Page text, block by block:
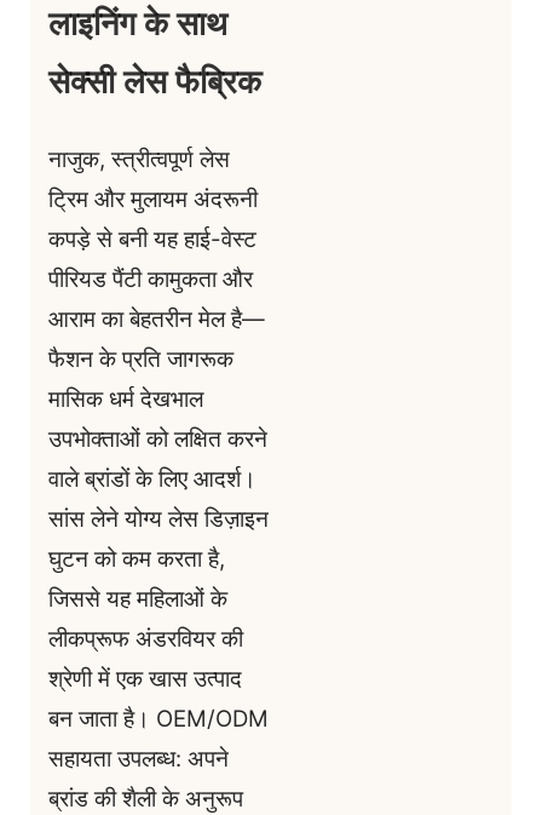
लाइनिंग के साथ
सेक्सी लेस फैब्रिक
नाजुक, स्त्रीत्वपूर्ण लेस
ट्रिम और मुलायम अंदरूनी
कपड़े से बनी यह हाई-वेस्ट
पीरियड पैंटी कामुकता और
आराम का बेहतरीन मेल है—
फैशन के प्रति जागरूक
मासिक धर्म देखभाल
उपभोक्ताओं को लक्षित करने
वाले ब्रांडों के लिए आदर्श।
सांस लेने योग्य लेस डिज़ाइन
घुटन को कम करता है,
जिससे यह महिलाओं के
लीकप्रूफ अंडरवियर की
श्रेणी में एक खास उत्पाद
बन जाता है। OEM/ODM
सहायता उपलब्ध: अपने
ब्रांड की शैली के अनुरूप